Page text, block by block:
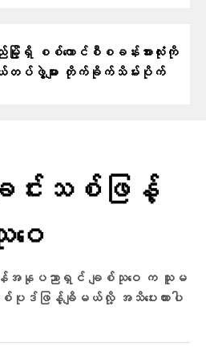
ရှိ စစ်ကောင်စီစခန်းအားလုံးကို
တပ်ဖွဲ့များ တိုက်ခိုက်သိမ်းပိုက်
ျင်းသစ်ဖြန့်
ေ
န်အနုပညာရှင် ချစ်သုဝေ က သူမ
ပုဒ်ဖြန့်ချိမယ်လို့ အသိပေးထားပါ